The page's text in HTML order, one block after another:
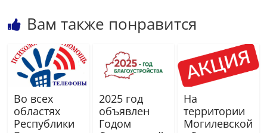
Вам также понравится
Во всех
областях
Республики
2025 год
объявлен
Годом
На
территории
Могилевской